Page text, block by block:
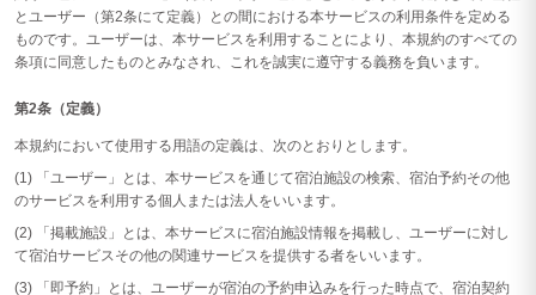
とユーザー（第2条にて定義）との間における本サービスの利用条件を定める
ものです。ユーザーは、本サービスを利用することにより、本規約のすべての
条項に同意したものとみなされ、これを誠実に遵守する義務を負います。
第2条（定義）
本規約において使用する用語の定義は、次のとおりとします。
(1) 「ユーザー」とは、本サービスを通じて宿泊施設の検索、宿泊予約その他
のサービスを利用する個人または法人をいいます。
(2) 「掲載施設」とは、本サービスに宿泊施設情報を掲載し、ユーザーに対し
て宿泊サービスその他の関連サービスを提供する者をいいます。
(3) 「即予約」とは、ユーザーが宿泊の予約申込みを行った時点で、宿泊契約